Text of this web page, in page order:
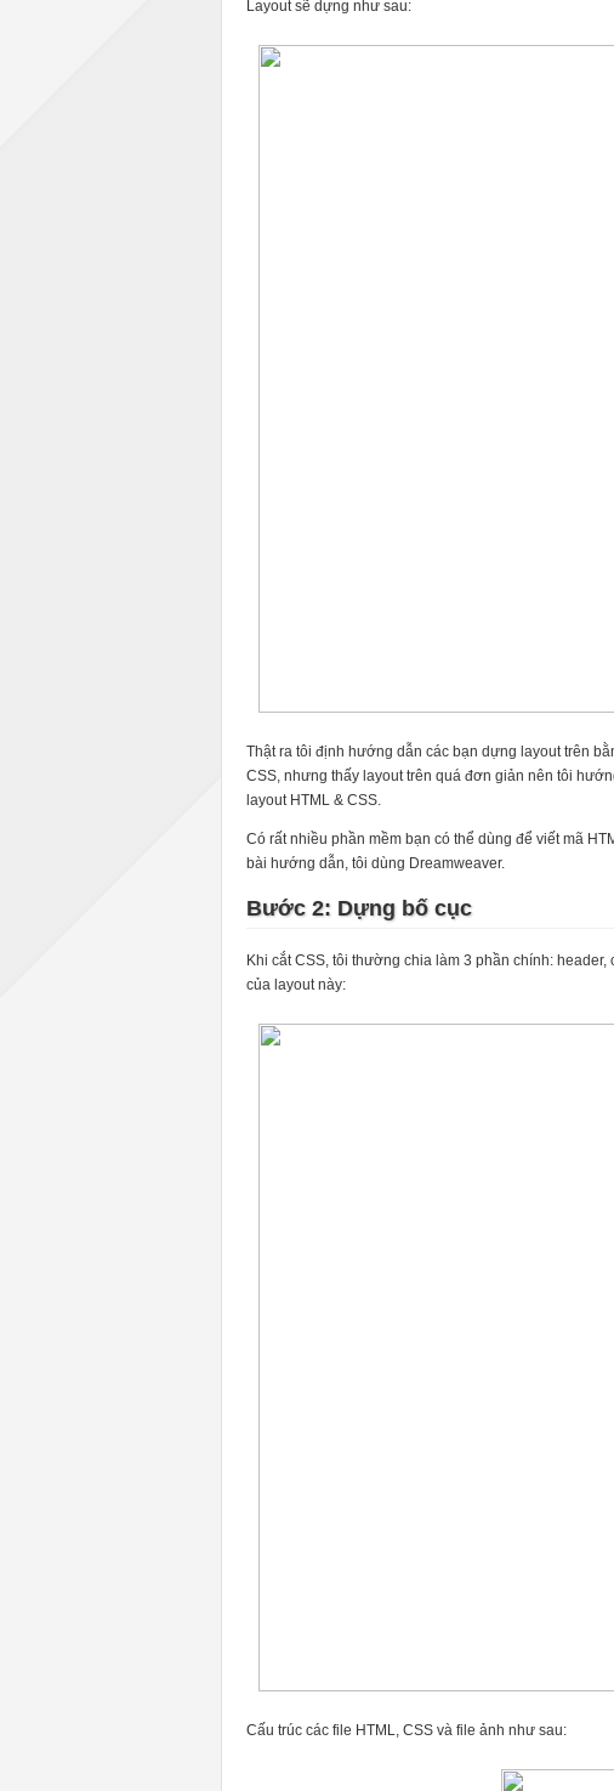
Layout sẽ dựng như sau:
Thật ra tôi định hướng dẫn các bạn dựng layout trên
CSS, nhưng thấy layout trên quá đơn giản nên tôi
layout HTML & CSS.
Có rất nhiều phần mềm bạn có thể dùng để viết mã
bài hướng dẫn, tôi dùng Dreamweaver.
Bước 2: Dựng bố cục
Khi cắt CSS, tôi thường chia làm 3 phần chính:
của layout này:
Cấu trúc các file HTML, CSS và file ảnh như sau: